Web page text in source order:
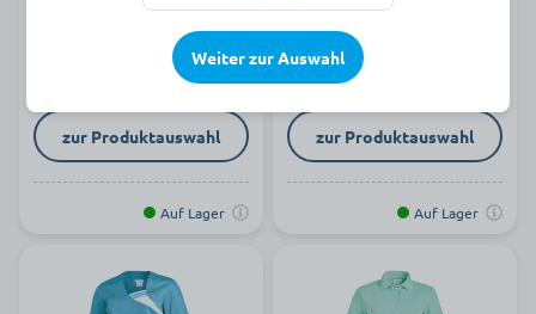
zur Produktauswahl
Auf Lager
ab 13,11 €
zur Produktauswahl
Auf Lager
Weiter zur Auswahl